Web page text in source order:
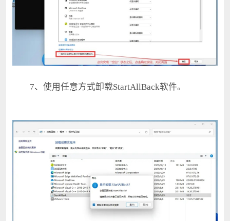
7、使用任意方式卸载StartAllBack软件。